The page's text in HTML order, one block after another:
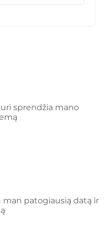
sprendžia mano
patogiausią datą ir